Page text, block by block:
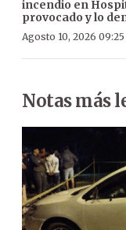
incendio en
provocado y lo
Agosto 10, 2026 09:25
Notas más